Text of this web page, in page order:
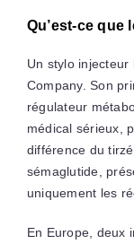
Qu’est-ce que
Un stylo injecteur
Company. Son
régulateur
médical sérieux,
différence du
sémaglutide,
uniquement les
En Europe, deux